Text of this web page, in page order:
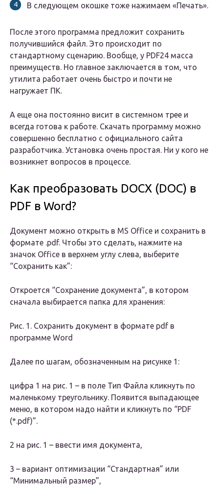
В следующем окошке тоже нажимаем «Печать».
После этого программа предложит сохранить
получившийся файл. Это происходит по
стандартному сценарию. Вообще, у PDF24 масса
преимуществ. Но главное заключается в том, что
утилита работает очень быстро и почти не
нагружает ПК.
А еще она постоянно висит в системном трее и
всегда готова к работе. Скачать программу можно
совершенно бесплатно с официального сайта
разработчика. Установка очень простая. Ни у кого не
возникнет вопросов в процессе.
Как преобразовать DOCX (DOC) в
PDF в Word?
Документ можно открыть в MS Office и сохранить в
формате .pdf. Чтобы это сделать, нажмите на
значок Office в верхнем углу слева, выберите
“Сохранить как”:
Откроется “Сохранение документа”, в котором
сначала выбирается папка для хранения:
Рис. 1. Сохранить документ в формате pdf в
программе Word
Далее по шагам, обозначенным на рисунке 1:
цифра 1 на рис. 1 – в поле Тип Файла кликнуть по
маленькому треугольнику. Появится выпадающее
меню, в котором надо найти и кликнуть по “PDF
(*.pdf)”.
2 на рис. 1 – ввести имя документа,
3 – вариант оптимизации “Стандартная” или
“Минимальный размер”,